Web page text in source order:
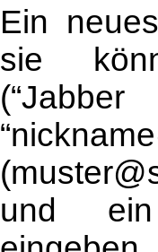
Ein
sie
und ein